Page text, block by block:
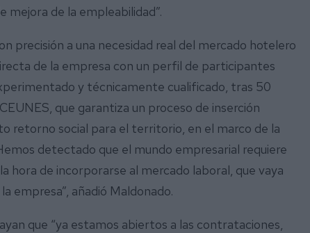
de la empleabilidad”.
precisión a una necesidad real del mercado hotelero
de la empresa con un perfil de participantes
y técnicamente cualificado, tras 50
que garantiza un proceso de inserción
retorno social para el territorio, en el marco de la
detectado que el mundo empresarial requiere
hora de incorporarse al mercado laboral, que vaya
empresa”, añadió Maldonado.
que “ya estamos abiertos a las contrataciones,